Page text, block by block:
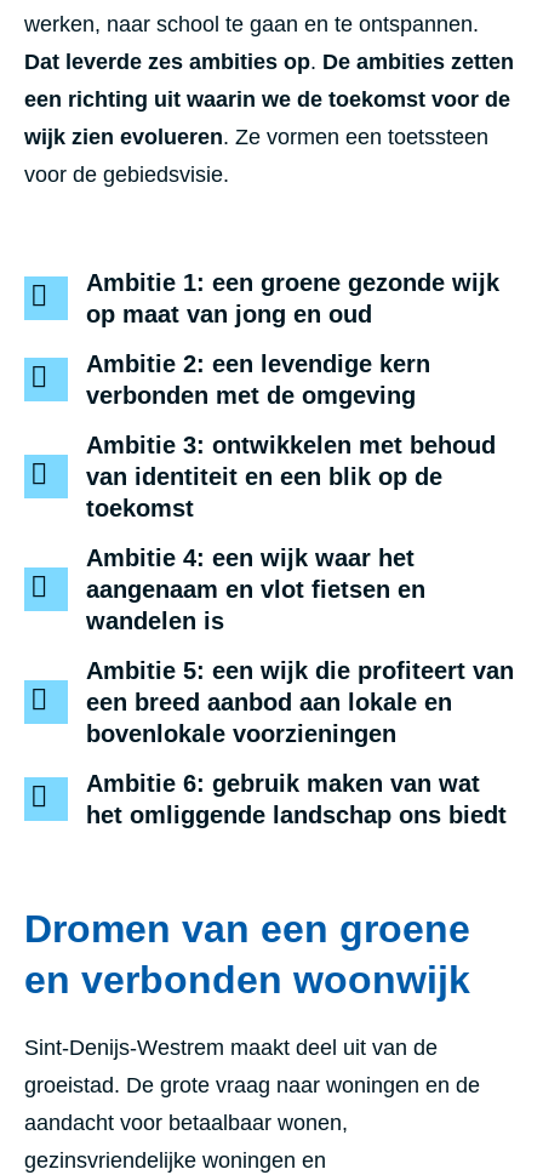
werken, naar school te gaan en te ontspannen.
Dat leverde zes ambities op. De ambities zetten
een richting uit waarin we de toekomst voor de
wijk zien evolueren. Ze vormen een toetssteen
voor de gebiedsvisie.
Ambitie 1: een groene gezonde wijk
op maat van jong en oud
Ambitie 2: een levendige kern
verbonden met de omgeving
Ambitie 3: ontwikkelen met behoud
van identiteit en een blik op de
toekomst
Ambitie 4: een wijk waar het
aangenaam en vlot fietsen en
wandelen is
Ambitie 5: een wijk die profiteert van
een breed aanbod aan lokale en
bovenlokale voorzieningen
Ambitie 6: gebruik maken van wat
het omliggende landschap ons biedt
Dromen van een groene
en verbonden woonwijk
Sint-Denijs-Westrem maakt deel uit van de
groeistad. De grote vraag naar woningen en de
aandacht voor betaalbaar wonen,
gezinsvriendelijke woningen en